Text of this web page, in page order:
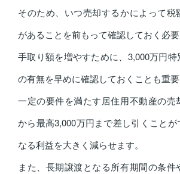
そのため、いつ売却するかによって税
があることを前もって確認しておく必要
手取り額を増やすために、3,000万円
の有無を早めに確認しておくことも重要
一定の要件を満たす居住用不動産の売
から最高3,000万円まで差し引くことが
なる利益を大きく減らせます。
また、長期譲渡となる所有期間の条件